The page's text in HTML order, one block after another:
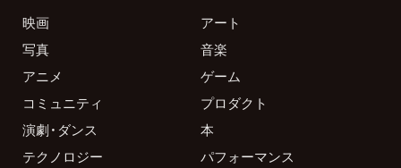
映画
アート
写真
音楽
アニメ
ゲーム
コミュニティ
プロダクト
演劇・ダンス
本
テクノロジー
パフォーマンス